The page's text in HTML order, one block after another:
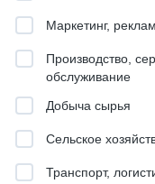
Маркетинг,
Производство,
обслуживание
Добыча сырья
Сельское
Транспорт,